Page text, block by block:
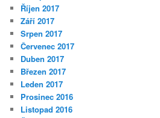
Říjen 2017
Září 2017
Srpen 2017
Červenec 2017
Duben 2017
Březen 2017
Leden 2017
Prosinec 2016
Listopad 2016